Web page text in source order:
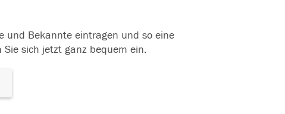
und Bekannte eintragen und so eine
sich jetzt ganz bequem ein.